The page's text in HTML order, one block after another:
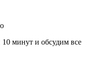
минут и обсудим все